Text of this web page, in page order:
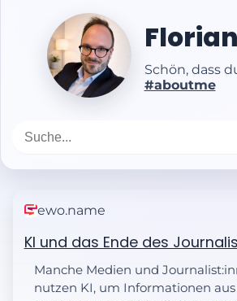
Schön, dass
#aboutme
ewo.name
KI und das Ende des
Manche Medien und
nutzen KI, um Informationen